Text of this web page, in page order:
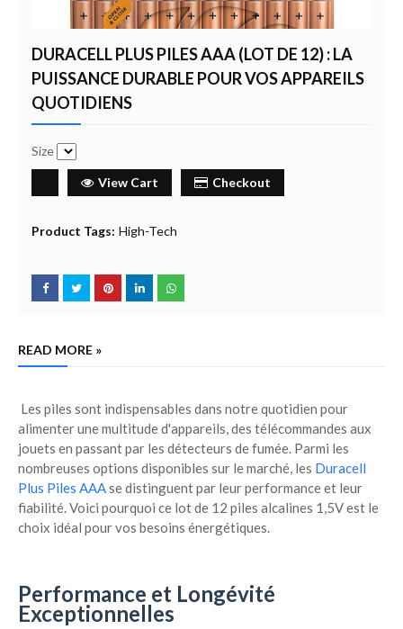
DURACELL PLUS PILES AAA (LOT DE 12) : LA
PUISSANCE DURABLE POUR VOS APPAREILS
QUOTIDIENS
Size
View Cart Checkout
Product Tags: High-Tech
READ MORE »
Les piles sont indispensables dans notre quotidien pour
alimenter une multitude d'appareils, des télécommandes aux
jouets en passant par les détecteurs de fumée. Parmi les
nombreuses options disponibles sur le marché, les Duracell
Plus Piles AAAse distinguent par leur performance et leur
fiabilité. Voici pourquoi ce lot de 12 piles alcalines 1,5V est le
choix idéal pour vos besoins énergétiques.
Performance et Longévité
Exceptionnelles